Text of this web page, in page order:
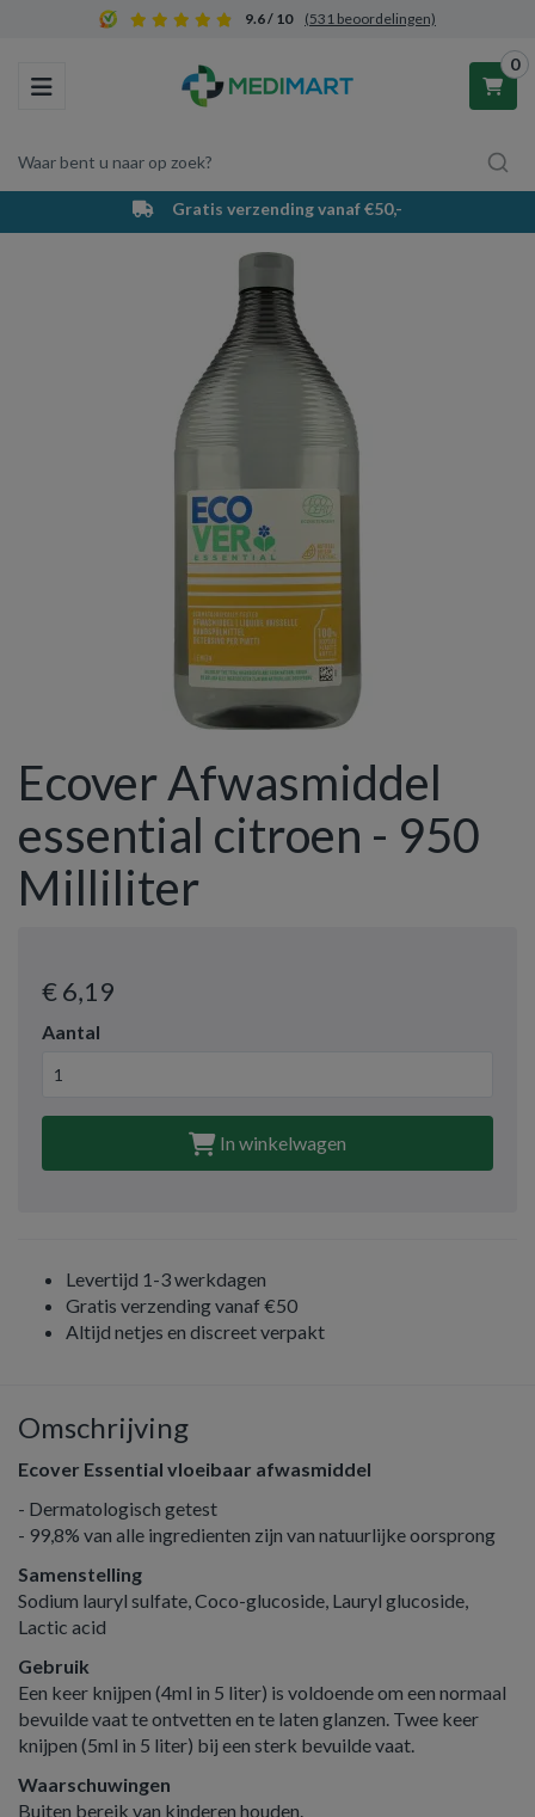
9.6 / 10 (531 beoordelingen)
Toggle navigation
Waar bent u naar op zoek?
0
Winkelwagen
Uw winkelwagen is leeg.
Vul hem met producten.
Gratis verzending vanaf €50,-
Ecover Afwasmiddel
essential citroen - 950
Milliliter
€ 6,19
Aantal
In winkelwagen
Levertijd 1-3 werkdagen
Gratis verzending vanaf €50
Altijd netjes en discreet verpakt
Omschrijving
Ecover Essential vloeibaar afwasmiddel
- Dermatologisch getest
- 99,8% van alle ingredienten zijn van natuurlijke oorsprong
Samenstelling
Sodium lauryl sulfate, Coco-glucoside, Lauryl glucoside,
Lactic acid
Gebruik
Een keer knijpen (4ml in 5 liter) is voldoende om een normaal
bevuilde vaat te ontvetten en te laten glanzen. Twee keer
knijpen (5ml in 5 liter) bij een sterk bevuilde vaat.
Waarschuwingen
Buiten bereik van kinderen houden.